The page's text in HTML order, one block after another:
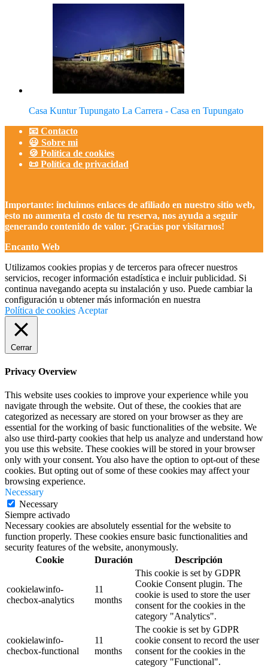
Casa Kuntur Tupungato La Carrera - Casa en Tupungato
📧 Contacto
😃 Sobre mi
🍪 Política de cookies
📜 Política de privacidad
Importante: incluimos enlaces de afiliado en nuestro sitio web,
esto no aumenta el costo de tu reserva, nos ayuda a seguir
generando contenido de valor. ¡Gracias por visitarnos!
Encanto Web
Utilizamos cookies propias y de terceros para ofrecer nuestros
servicios, recoger información estadística e incluir publicidad. Si
continua navegando acepta su instalación y uso. Puede cambiar la
configuración u obtener más información en nuestra
Política de cookies Aceptar
Cerrar
Privacy Overview
This website uses cookies to improve your experience while you
navigate through the website. Out of these, the cookies that are
categorized as necessary are stored on your browser as they are
essential for the working of basic functionalities of the website. We
also use third-party cookies that help us analyze and understand how
you use this website. These cookies will be stored in your browser
only with your consent. You also have the option to opt-out of these
cookies. But opting out of some of these cookies may affect your
browsing experience.
Necessary
Necessary
Siempre activado
Necessary cookies are absolutely essential for the website to
function properly. These cookies ensure basic functionalities and
security features of the website, anonymously.
Cookie
Duración Descripción
cookielawinfo-
checbox-analytics
11
months
This cookie is set by GDPR
Cookie Consent plugin. The
cookie is used to store the user
consent for the cookies in the
category "Analytics".
cookielawinfo-
checbox-functional
11
months
The cookie is set by GDPR
cookie consent to record the user
consent for the cookies in the
category "Functional".